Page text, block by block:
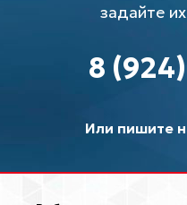
задайте
8
Или пишите